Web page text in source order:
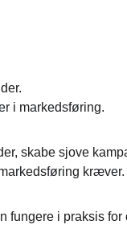
i markedsføring.
skabe sjove
kræver.
fungere i praksis for